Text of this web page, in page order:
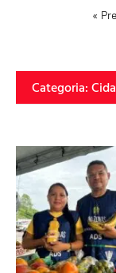
«
Categoria: